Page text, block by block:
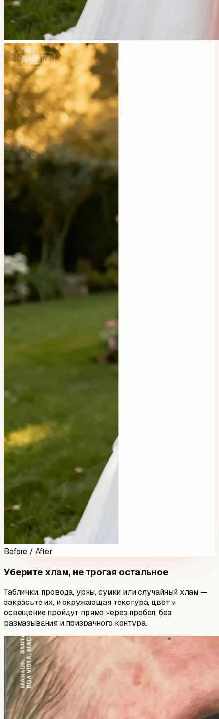
Before / After
Уберите хлам, не трогая остальное
Таблички, провода, урны, сумки или случайный хлам —
закрасьте их, и окружающая текстура, цвет и
освещение пройдут прямо через пробел, без
размазывания и призрачного контура.